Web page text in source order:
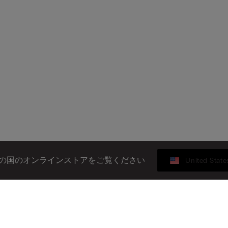
国のオンラインストアをご覧ください United